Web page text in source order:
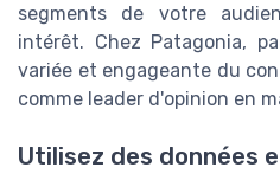
segments de votre
intérêt. Chez Patagonia,
variée et engageante du
comme leader d'opinion en
Utilisez des données